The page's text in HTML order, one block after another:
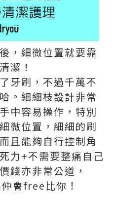
，細微位置就要靠
潔！
牙刷，不過千萬不
。細細枝設計非常
中容易操作，特別
微位置，細細的刷
且能夠自行控制角
力+不需要整痛自己
錢亦非常公道，
會free比你！